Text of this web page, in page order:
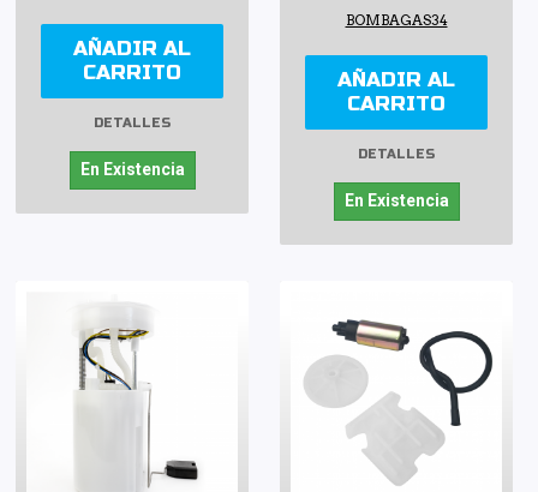
AÑADIR AL
CARRITO
DETALLES
En Existencia
BOMBAGAS34
AÑADIR AL
CARRITO
DETALLES
En Existencia